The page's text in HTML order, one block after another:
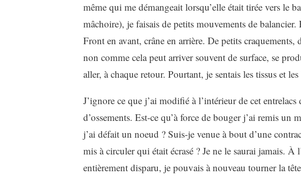
même qui me démangeait lorsqu’elle était tirée vers le
mâchoire), je faisais de petits mouvements de
Front en avant, crâne en arrière. De petits
non comme cela peut arriver souvent de surface, se
aller, à chaque retour. Pourtant, je sentais les tissus et
J’ignore ce que j’ai modifié à l’intérieur de cet entrelacs
d’ossements. Est-ce qu’à force de bouger j’ai remis un
j’ai défait un noeud ? Suis-je venue à bout d’une
mis à circuler qui était écrasé ? Je ne le saurai jamais. À
entièrement disparu, je pouvais à nouveau tourner la